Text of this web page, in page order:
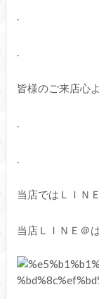
.
.
皆様のご来店心
.
.
当店ではＬＩＮ
当店ＬＩＮＥ＠